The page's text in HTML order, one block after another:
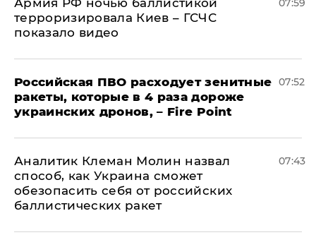
Армия РФ ночью баллистикой
терроризировала Киев – ГСЧС
показало видео
07:59
Российская ПВО расходует зенитные
ракеты, которые в 4 раза дороже
украинских дронов, – Fire Point
07:52
Аналитик Клеман Молин назвал
способ, как Украина сможет
обезопасить себя от российских
баллистических ракет
07:43